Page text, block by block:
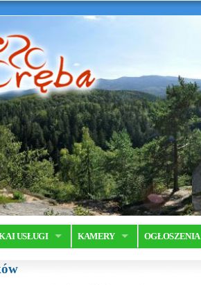
I USŁUGI KAMERY OGŁOSZENIA